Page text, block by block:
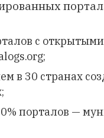
с
в 30 странах
порталов —